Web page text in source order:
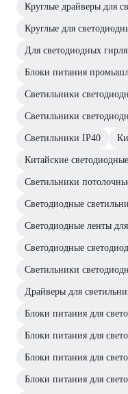
Круглые драйверы для
Круглые для
Для светодиодных
Блоки питания
Светильники
Светильники
Светильники IP40
Китайские
Светильники
Светодиодные
Светодиодные ленты
Светодиодные
Светильники
Драйверы для
Блоки питания для
Блоки питания для
Блоки питания для
Блоки питания для